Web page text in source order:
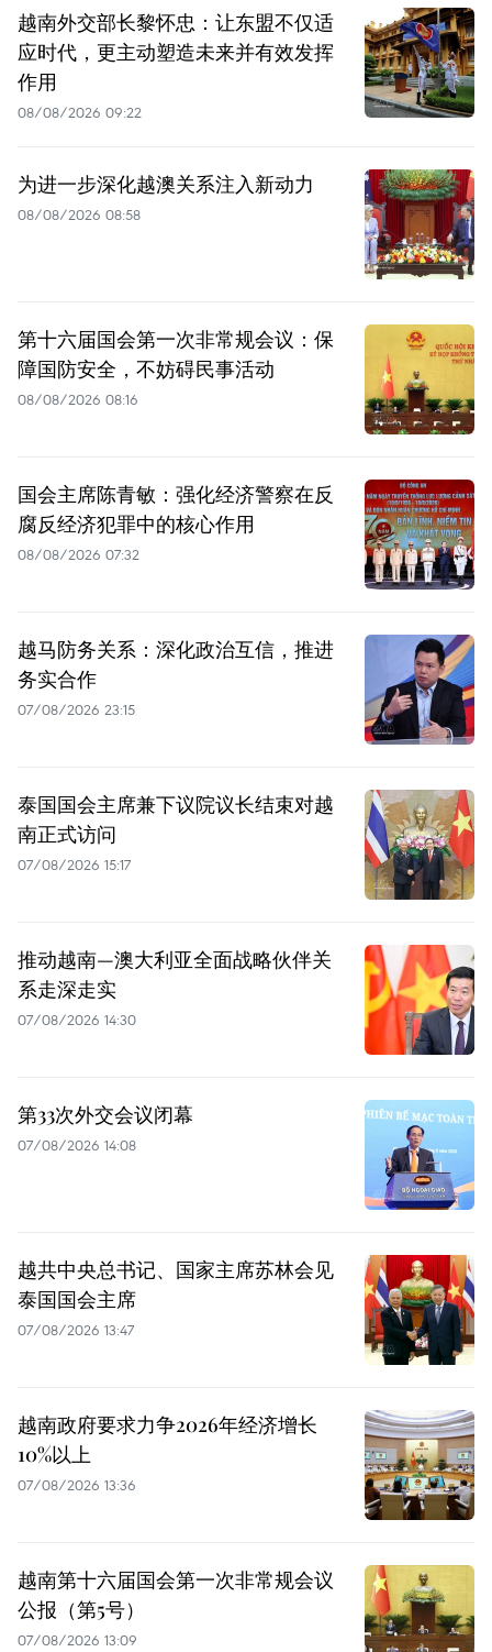
越南外交部长黎怀忠：让东盟不仅适
应时代，更主动塑造未来并有效发挥
作用
08/08/2026 09:22
为进一步深化越澳关系注入新动力
08/08/2026 08:58
第十六届国会第一次非常规会议：保
障国防安全，不妨碍民事活动
08/08/2026 08:16
国会主席陈青敏：强化经济警察在反
腐反经济犯罪中的核心作用
08/08/2026 07:32
越马防务关系：深化政治互信，推进
务实合作
07/08/2026 23:15
泰国国会主席兼下议院议长结束对越
南正式访问
07/08/2026 15:17
推动越南—澳大利亚全面战略伙伴关
系走深走实
07/08/2026 14:30
第33次外交会议闭幕
07/08/2026 14:08
越共中央总书记、国家主席苏林会见
泰国国会主席
07/08/2026 13:47
越南政府要求力争2026年经济增长
10%以上
07/08/2026 13:36
越南第十六届国会第一次非常规会议
公报（第5号）
07/08/2026 13:09